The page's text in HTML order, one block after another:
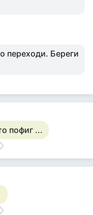
переходи. Береги
пофиг ...